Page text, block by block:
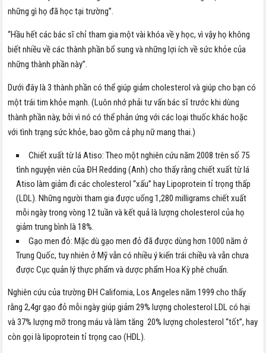
những gì họ đã học tại trường”.
“Hầu hết các bác sĩ chỉ tham gia một vài khóa về y học, vì vậy họ không
biết nhiều về các thành phần bổ sung và những lợi ích về sức khỏe của
những thành phần này”.
Dưới đây là 3 thành phần có thể giúp giảm cholesterol và giúp cho bạn có
một trái tim khỏe mạnh. (Luôn nhớ phải tư vấn bác sĩ trước khi dùng
thành phần này, bởi vì nó có thể phản ứng với các loại thuốc khác hoặc
với tình trạng sức khỏe, bao gồm cả phụ nữ mang thai.)
Chiết xuất từ lá Atiso: Theo một nghiên cứu năm 2008 trên số 75
tình nguyện viên của ĐH Redding (Anh) cho thấy rằng chiết xuất từ lá
Atiso làm giảm đi các cholesterol “xấu” hay Lipoprotein tỉ trọng thấp
(LDL). Những người tham gia được uống 1,280 milligrams chiết xuất
mỗi ngày trong vòng 12 tuần và kết quả là lượng cholesterol của họ
giảm trung bình là 18%.
Gạo men đỏ: Mặc dù gạo men đỏ đã được dùng hơn 1000 năm ở
Trung Quốc, tuy nhiên ở Mỹ vẫn có nhiều ý kiến trái chiều và vẫn chưa
được Cục quản lý thực phẩm và dược phẩm Hoa Kỳ phê chuẩn.
Nghiên cứu của trường ĐH California, Los Angeles năm 1999 cho thấy
rằng 2,4gr gạo đỏ mỗi ngày giúp giảm 29% lượng cholesterol LDL có hại
và 37% lượng mỡ trong máu và làm tăng 20% lượng cholesterol “tốt”, hay
còn gọi là lipoprotein tỉ trọng cao (HDL).